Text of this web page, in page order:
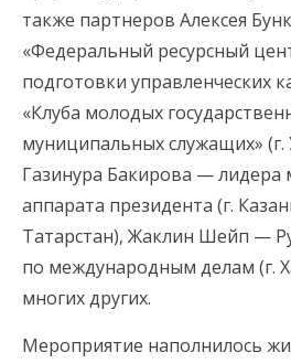
также партнеров Алексея
«Федеральный ресурсный
подготовки управленческих
«Клуба молодых
муниципальных служащих» (г.
Газинура Бакирова — лидера
аппарата президента (г.
Татарстан), Жаклин Шейп —
по международным делам (г.
многих других.
Мероприятие наполнилось